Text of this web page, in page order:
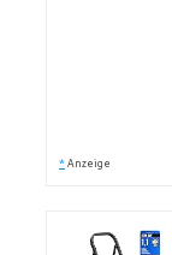
* Anzeige